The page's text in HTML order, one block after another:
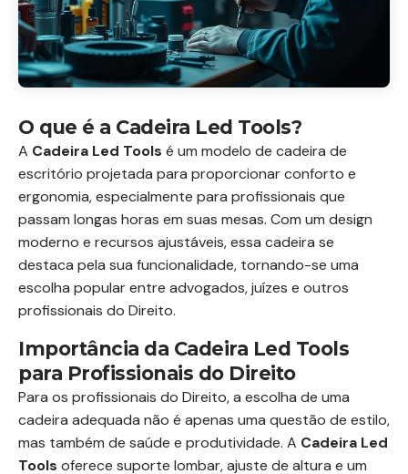
O que é a Cadeira Led Tools?
A Cadeira Led Tools é um modelo de cadeira de
escritório projetada para proporcionar conforto e
ergonomia, especialmente para profissionais que
passam longas horas em suas mesas. Com um design
moderno e recursos ajustáveis, essa cadeira se
destaca pela sua funcionalidade, tornando-se uma
escolha popular entre advogados, juízes e outros
profissionais do Direito.
Importância da Cadeira Led Tools
para Profissionais do Direito
Para os profissionais do Direito, a escolha de uma
cadeira adequada não é apenas uma questão de estilo,
mas também de saúde e produtividade. A Cadeira Led
Tools oferece suporte lombar, ajuste de altura e um